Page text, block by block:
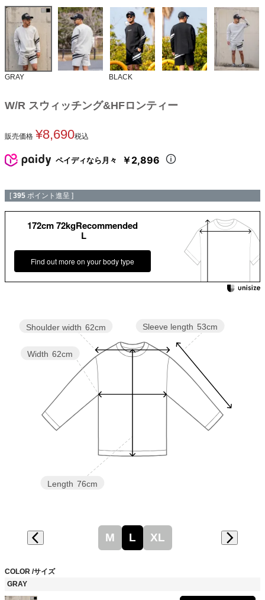
GRAY BLACK
W/R スウィッチング&HFロンティー
販売価格 ¥8,690税込
ペイディなら月々 ￥2,896
[ 395 ポイント進呈 ]
172cm 72kgRecommended
L
Find out more on your body type
Sleeve length 53cm
Length 76cm
Width 62cm
Shoulder width 62cm
M L XL
COLOR サイズ
GRAY